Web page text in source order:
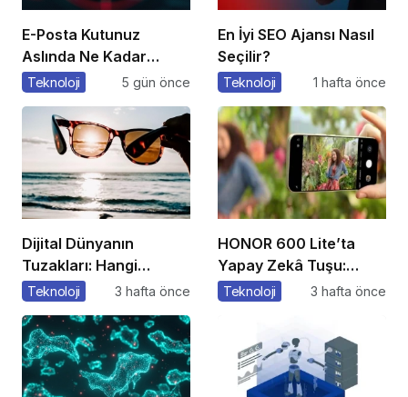
E-Posta Kutunuz
Aslında Ne Kadar
Güvenli?
Teknoloji 5 gün önce
En İyi SEO Ajansı Nasıl
Seçilir?
Teknoloji 1 hafta önce
Dijital Dünyanın
Tuzakları: Hangi
Yöntemleri
Teknoloji 3 hafta önce
HONOR 600 Lite’ta
Yapay Zekâ Tuşu:
Özelliklere Erişmenin
Teknoloji 3 hafta önce